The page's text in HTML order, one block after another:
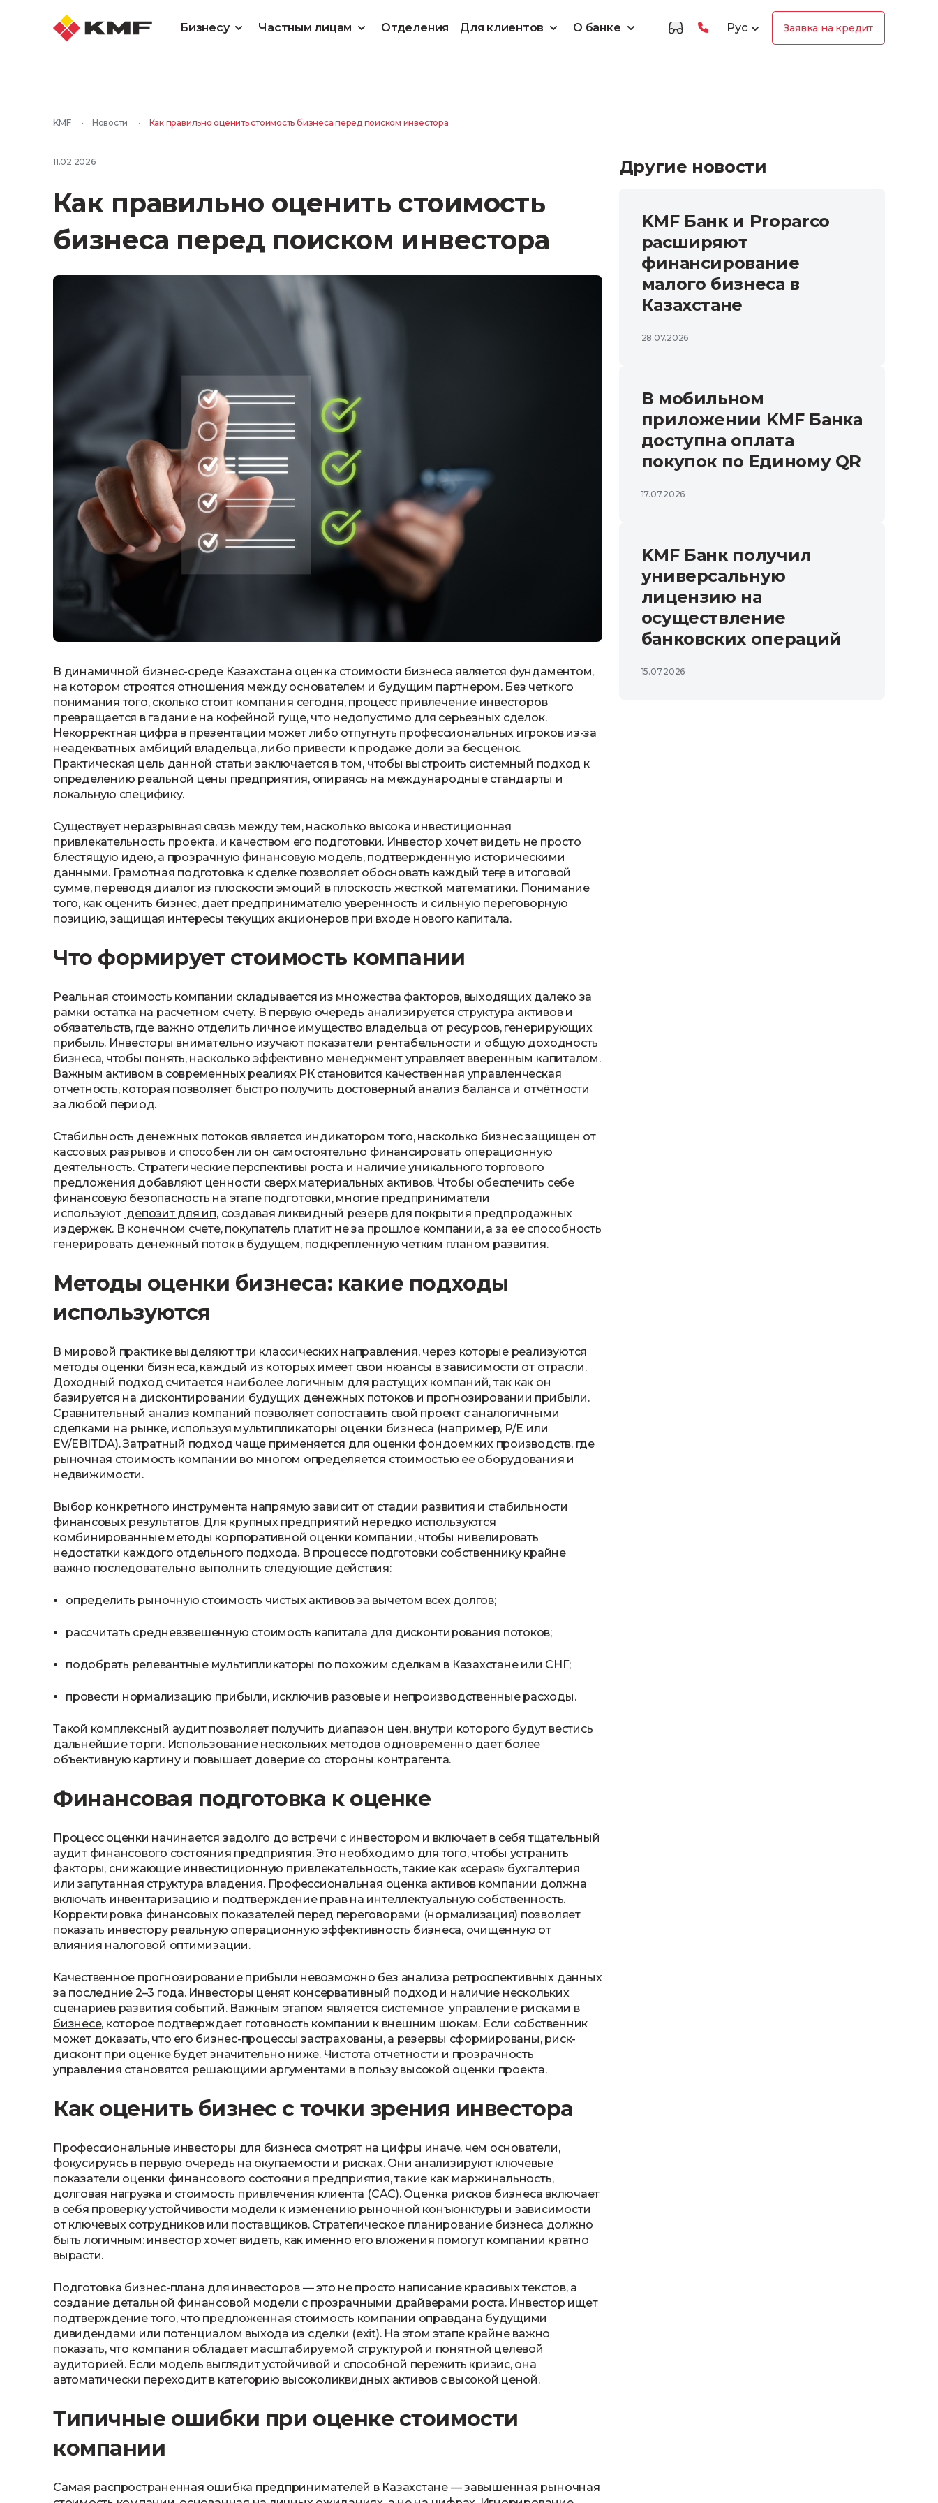
Бизнесу Частным лицам Отделения Для клиентов О банке Рус Заявка на кредит
KMF • Новости • Как правильно оценить стоимость бизнеса перед поиском инвестора
11.02.2026
Как правильно оценить стоимость
бизнеса перед поиском инвестора
В динамичной бизнес-среде Казахстана оценка стоимости бизнеса является фундаментом,
на котором строятся отношения между основателем и будущим партнером. Без четкого
понимания того, сколько стоит компания сегодня, процесс привлечение инвесторов
превращается в гадание на кофейной гуще, что недопустимо для серьезных сделок.
Некорректная цифра в презентации может либо отпугнуть профессиональных игроков из-за
неадекватных амбиций владельца, либо привести к продаже доли за бесценок.
Практическая цель данной статьи заключается в том, чтобы выстроить системный подход к
определению реальной цены предприятия, опираясь на международные стандарты и
локальную специфику.
Существует неразрывная связь между тем, насколько высока инвестиционная
привлекательность проекта, и качеством его подготовки. Инвестор хочет видеть не просто
блестящую идею, а прозрачную финансовую модель, подтвержденную историческими
данными. Грамотная подготовка к сделке позволяет обосновать каждый теңге в итоговой
сумме, переводя диалог из плоскости эмоций в плоскость жесткой математики. Понимание
того, как оценить бизнес, дает предпринимателю уверенность и сильную переговорную
позицию, защищая интересы текущих акционеров при входе нового капитала.
Что формирует стоимость компании
Реальная стоимость компании складывается из множества факторов, выходящих далеко за
рамки остатка на расчетном счету. В первую очередь анализируется структура активов и
обязательств, где важно отделить личное имущество владельца от ресурсов, генерирующих
прибыль. Инвесторы внимательно изучают показатели рентабельности и общую доходность
бизнеса, чтобы понять, насколько эффективно менеджмент управляет вверенным капиталом.
Важным активом в современных реалиях РК становится качественная управленческая
отчетность, которая позволяет быстро получить достоверный анализ баланса и отчётности
за любой период.
Стабильность денежных потоков является индикатором того, насколько бизнес защищен от
кассовых разрывов и способен ли он самостоятельно финансировать операционную
деятельность. Стратегические перспективы роста и наличие уникального торгового
предложения добавляют ценности сверх материальных активов. Чтобы обеспечить себе
финансовую безопасность на этапе подготовки, многие предприниматели
используют депозит для ип, создавая ликвидный резерв для покрытия предпродажных
издержек. В конечном счете, покупатель платит не за прошлое компании, а за ее способность
генерировать денежный поток в будущем, подкрепленную четким планом развития.
Методы оценки бизнеса: какие подходы
используются
В мировой практике выделяют три классических направления, через которые реализуются
методы оценки бизнеса, каждый из которых имеет свои нюансы в зависимости от отрасли.
Доходный подход считается наиболее логичным для растущих компаний, так как он
базируется на дисконтировании будущих денежных потоков и прогнозировании прибыли.
Сравнительный анализ компаний позволяет сопоставить свой проект с аналогичными
сделками на рынке, используя мультипликаторы оценки бизнеса (например, P/E или
EV/EBITDA). Затратный подход чаще применяется для оценки фондоемких производств, где
рыночная стоимость компании во многом определяется стоимостью ее оборудования и
недвижимости.
Выбор конкретного инструмента напрямую зависит от стадии развития и стабильности
финансовых результатов. Для крупных предприятий нередко используются
комбинированные методы корпоративной оценки компании, чтобы нивелировать
недостатки каждого отдельного подхода. В процессе подготовки собственнику крайне
важно последовательно выполнить следующие действия:
определить рыночную стоимость чистых активов за вычетом всех долгов;
рассчитать средневзвешенную стоимость капитала для дисконтирования потоков;
подобрать релевантные мультипликаторы по похожим сделкам в Казахстане или СНГ;
провести нормализацию прибыли, исключив разовые и непроизводственные расходы.
Такой комплексный аудит позволяет получить диапазон цен, внутри которого будут вестись
дальнейшие торги. Использование нескольких методов одновременно дает более
объективную картину и повышает доверие со стороны контрагента.
Финансовая подготовка к оценке
Процесс оценки начинается задолго до встречи с инвестором и включает в себя тщательный
аудит финансового состояния предприятия. Это необходимо для того, чтобы устранить
факторы, снижающие инвестиционную привлекательность, такие как «серая» бухгалтерия
или запутанная структура владения. Профессиональная оценка активов компании должна
включать инвентаризацию и подтверждение прав на интеллектуальную собственность.
Корректировка финансовых показателей перед переговорами (нормализация) позволяет
показать инвестору реальную операционную эффективность бизнеса, очищенную от
влияния налоговой оптимизации.
Качественное прогнозирование прибыли невозможно без анализа ретроспективных данных
за последние 2–3 года. Инвесторы ценят консервативный подход и наличие нескольких
сценариев развития событий. Важным этапом является системное управление рисками в
бизнесе, которое подтверждает готовность компании к внешним шокам. Если собственник
может доказать, что его бизнес-процессы застрахованы, а резервы сформированы, риск-
дисконт при оценке будет значительно ниже. Чистота отчетности и прозрачность
управления становятся решающими аргументами в пользу высокой оценки проекта.
Как оценить бизнес с точки зрения инвестора
Профессиональные инвесторы для бизнеса смотрят на цифры иначе, чем основатели,
фокусируясь в первую очередь на окупаемости и рисках. Они анализируют ключевые
показатели оценки финансового состояния предприятия, такие как маржинальность,
долговая нагрузка и стоимость привлечения клиента (CAC). Оценка рисков бизнеса включает
в себя проверку устойчивости модели к изменению рыночной конъюнктуры и зависимости
от ключевых сотрудников или поставщиков. Стратегическое планирование бизнеса должно
быть логичным: инвестор хочет видеть, как именно его вложения помогут компании кратно
вырасти.
Подготовка бизнес-плана для инвесторов — это не просто написание красивых текстов, а
создание детальной финансовой модели с прозрачными драйверами роста. Инвестор ищет
подтверждение того, что предложенная стоимость компании оправдана будущими
дивидендами или потенциалом выхода из сделки (exit). На этом этапе крайне важно
показать, что компания обладает масштабируемой структурой и понятной целевой
аудиторией. Если модель выглядит устойчивой и способной пережить кризис, она
автоматически переходит в категорию высоколиквидных активов с высокой ценой.
Типичные ошибки при оценке стоимости
компании
Самая распространенная ошибка предпринимателей в Казахстане — завышенная рыночная
Другие новости
KMF Банк и Proparco
расширяют
финансирование
малого бизнеса в
Казахстане
28.07.2026
В мобильном
приложении KMF Банка
доступна оплата
покупок по Единому QR
17.07.2026
KMF Банк получил
универсальную
лицензию на
осуществление
банковских операций
15.07.2026